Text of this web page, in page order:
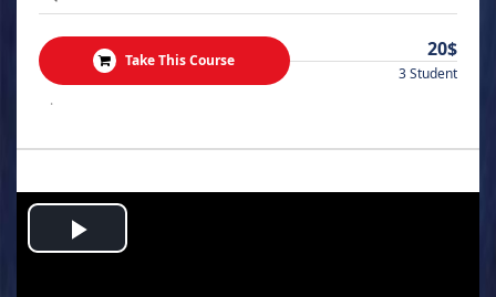
Take This Course 20$
3 Student
.
Play